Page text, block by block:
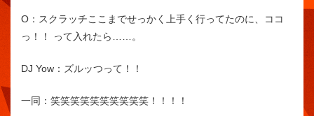
O： スクラッチここまでせっかく上手く行ってたのに、ココ
っ！！ って入れたら……。
DJ Yow： ズルッつって！！
一同： 笑笑笑笑笑笑笑笑笑笑！！！！